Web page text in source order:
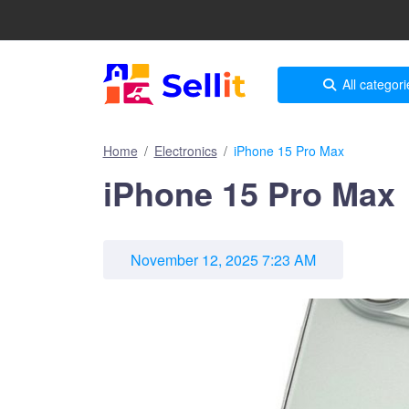
All
Home Electronics iPhone 15 Pro Max
iPhone 15 Pro Max
November 12, 2025 7:23 AM